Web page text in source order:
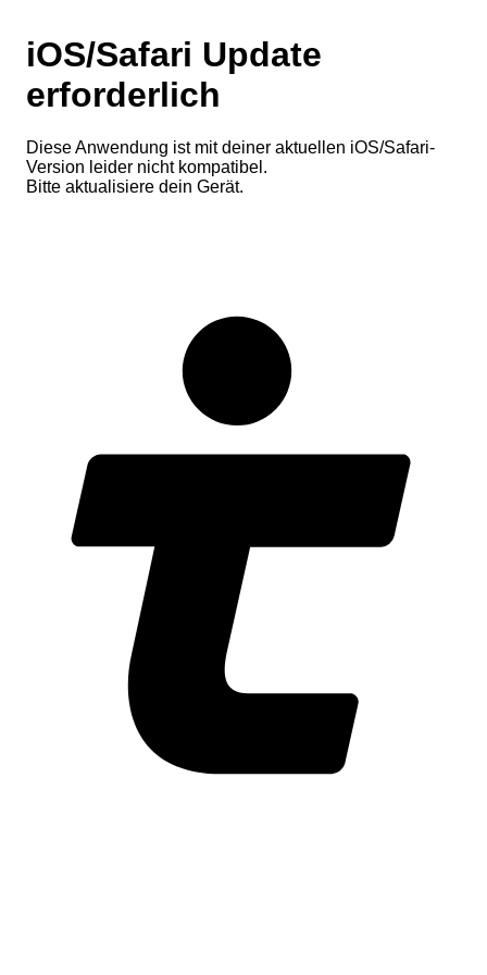
iOS/Safari Update
erforderlich
Diese Anwendung ist mit deiner aktuellen iOS/Safari-
Version leider nicht kompatibel.
Bitte aktualisiere dein Gerät.